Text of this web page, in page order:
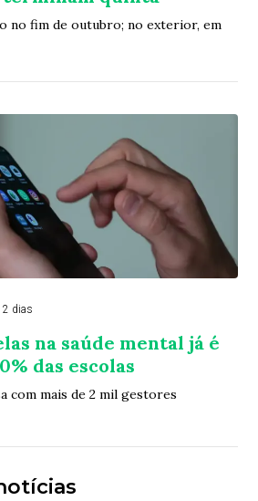
no fim de outubro; no exterior, em
2 dias
na saúde mental já é
das escolas
com mais de 2 mil gestores